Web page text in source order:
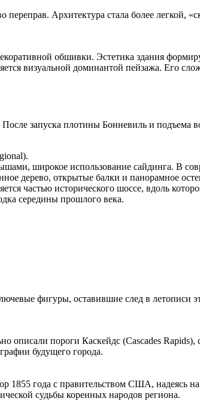
Архитектура стала более легкой,
обшивки. Эстетика здания
визуальной доминантой пейзажа. Его
запуска плотины Бонневиль и подъема
широкое использование сайдинга. В
дерево, открытые балки и панорамное
частью исторического шоссе, вдоль
середины прошлого века.
фигуры, оставившие след в летописи
пороги Каскейдс (Cascades Rapids),
будущего города.
года с правительством США, надеясь
судьбы коренных народов региона.